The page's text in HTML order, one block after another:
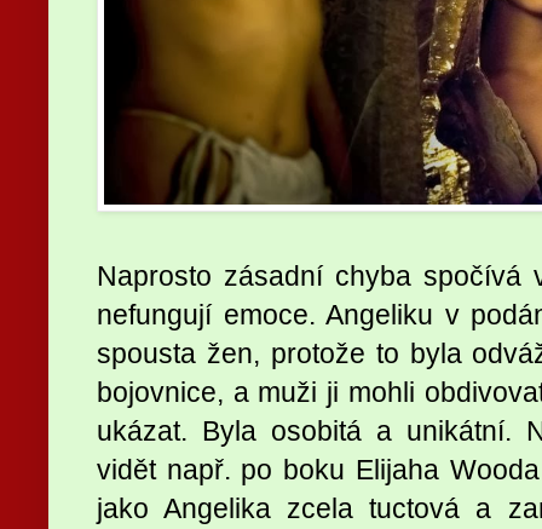
Naprosto zásadní chyba
nefungují emoce. Angeliku v
spousta žen, protože to byla
bojovnice, a muži ji mohli
ukázat. Byla osobitá a unikátní.
vidět např. po boku Elijaha
jako Angelika zcela tuctová a